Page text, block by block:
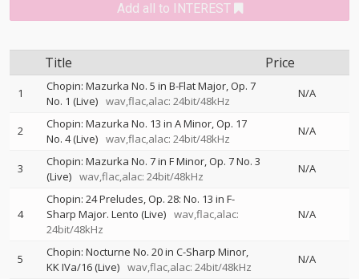
Add all to INTEREST
Title Price
1
Chopin: Mazurka No. 5 in B-Flat Major, Op. 7
No. 1 (Live) wav,flac,alac: 24bit/48kHz
N/A
2
Chopin: Mazurka No. 13 in A Minor, Op. 17
No. 4 (Live) wav,flac,alac: 24bit/48kHz
N/A
3
Chopin: Mazurka No. 7 in F Minor, Op. 7 No. 3
(Live) wav,flac,alac: 24bit/48kHz
N/A
4
Chopin: 24 Preludes, Op. 28: No. 13 in F-
Sharp Major. Lento (Live) wav,flac,alac:
24bit/48kHz
N/A
5
Chopin: Nocturne No. 20 in C-Sharp Minor,
KK IVa/16 (Live) wav,flac,alac: 24bit/48kHz
N/A